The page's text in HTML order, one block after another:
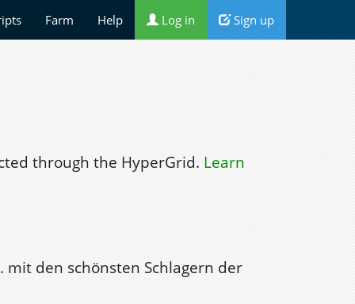
Farm Help Log in Sign up
through the HyperGrid. Learn
mit den schönsten Schlagern der